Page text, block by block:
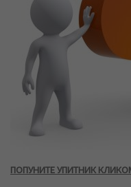
ПОПУНИТЕ УПИТНИК